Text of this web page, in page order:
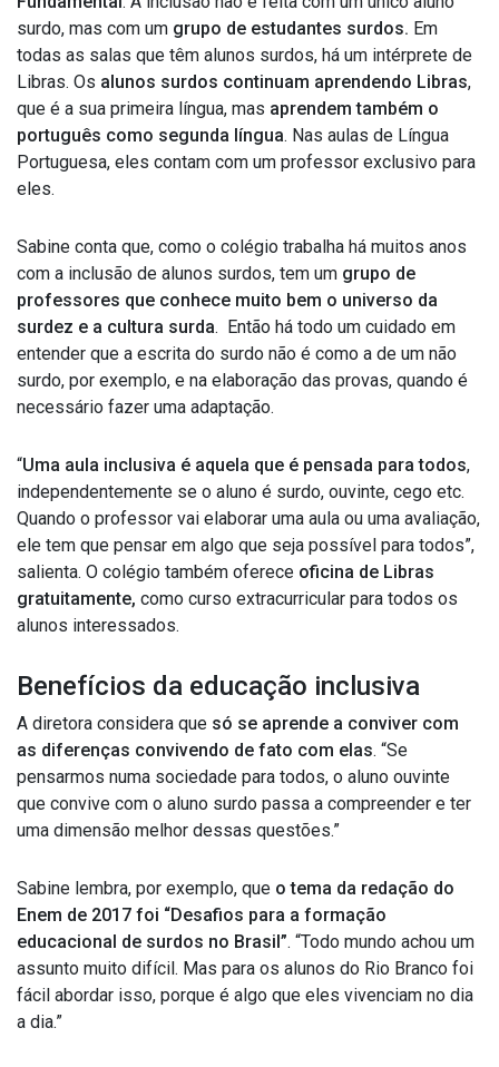
surdo, mas com um grupo de estudantes surdos. Em
todas as salas que têm alunos surdos, há um intérprete de
Libras. Os alunos surdos continuam aprendendo Libras,
que é a sua primeira língua, mas aprendem também o
português como segunda língua. Nas aulas de Língua
Portuguesa, eles contam com um professor exclusivo para
eles.
Sabine conta que, como o colégio trabalha há muitos anos
com a inclusão de alunos surdos, tem um grupo de
professores que conhece muito bem o universo da
surdez e a cultura surda. Então há todo um cuidado em
entender que a escrita do surdo não é como a de um não
surdo, por exemplo, e na elaboração das provas, quando é
necessário fazer uma adaptação.
“Uma aula inclusiva é aquela que é pensada para todos,
independentemente se o aluno é surdo, ouvinte, cego etc.
Quando o professor vai elaborar uma aula ou uma avaliação,
ele tem que pensar em algo que seja possível para todos”,
salienta. O colégio também oferece oficina de Libras
gratuitamente, como curso extracurricular para todos os
alunos interessados.
Benefícios da educação inclusiva
A diretora considera que só se aprende a conviver com
as diferenças convivendo de fato com elas. “Se
pensarmos numa sociedade para todos, o aluno ouvinte
que convive com o aluno surdo passa a compreender e ter
uma dimensão melhor dessas questões.”
Sabine lembra, por exemplo, que o tema da redação do
Enem de 2017 foi “Desafios para a formação
educacional de surdos no Brasil”. “Todo mundo achou um
assunto muito difícil. Mas para os alunos do Rio Branco foi
fácil abordar isso, porque é algo que eles vivenciam no dia
a dia.”